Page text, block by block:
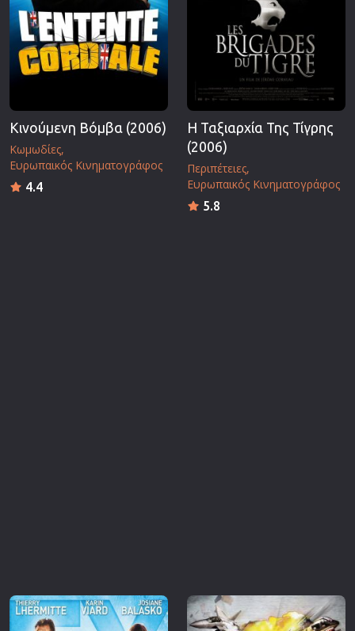
Κινούμενη Βόμβα (2006)
Κωμωδίες
Ευρωπαικός Κινηματογράφος
4.4
Η Ταξιαρχία Της Τίγρης
(2006)
Περιπέτειες
Ευρωπαικός Κινηματογράφος
5.8